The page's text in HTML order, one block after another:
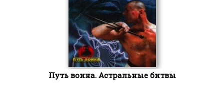
Путь воина. Астральные битвы